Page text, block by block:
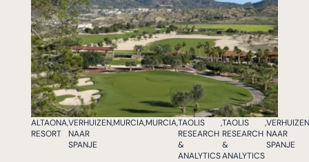
ALTAONA
RESORT
,VERHUIZEN
NAAR
SPANJE
,MURCIA,MURCIA,TAOLIS
RESEARCH
&
ANALYTICS
,TAOLIS
RESEARCH
&
ANALYTICS
,VERHUIZEN
NAAR
SPANJE